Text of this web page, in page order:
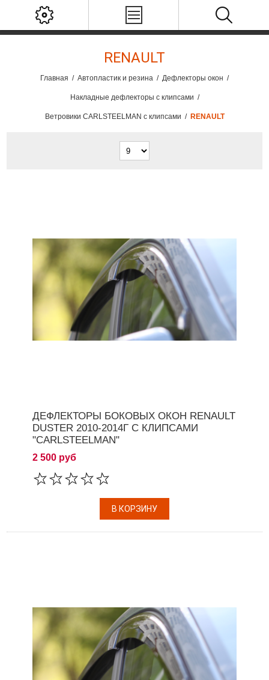
RENAULT
Главная / Автопластик и резина / Дефлекторы окон /
Накладные дефлекторы с клипсами /
Ветровики CARLSTEELMAN с клипсами / RENAULT
ДЕФЛЕКТОРЫ БОКОВЫХ ОКОН RENAULT
DUSTER 2010-2014Г С КЛИПСАМИ
"CARLSTEELMAN"
2 500 руб